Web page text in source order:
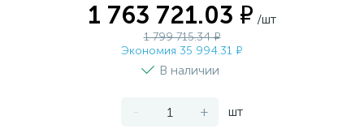
1 763 721.03 ₽ /шт
1 799 715.34 ₽
Экономия 35 994.31 ₽
В наличии
- + шт